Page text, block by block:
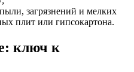
загрязнений и мелких
плит или гипсокартона.
ключ к